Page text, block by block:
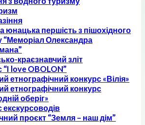
юнацька першість з пішохідного
“Меморіал Олександра
краєзнавчий зліт
“I love OBOLON”
етнографічний конкурс «Вілія»
етнографічний конкурс
оберіг»
екскурсоводів
проєкт “Земля – наш дім”